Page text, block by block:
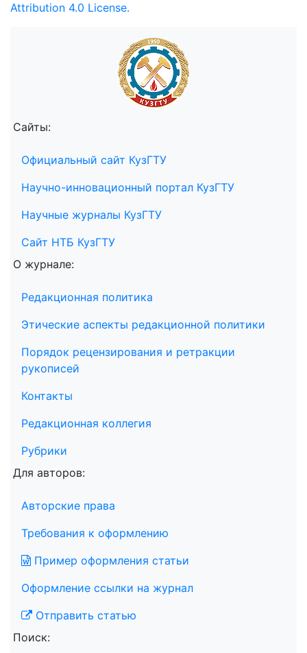
Attribution 4.0 License.
Сайты:
Официальный сайт КузГТУ
Научно-инновационный портал КузГТУ
Научные журналы КузГТУ
Сайт НТБ КузГТУ
О журнале:
Редакционная политика
Этические аспекты редакционной политики
Порядок рецензирования и ретракции
рукописей
Контакты
Редакционная коллегия
Рубрики
Для авторов:
Авторские права
Требования к оформлению
Пример оформления статьи
Оформление ссылки на журнал
Отправить статью
Поиск: